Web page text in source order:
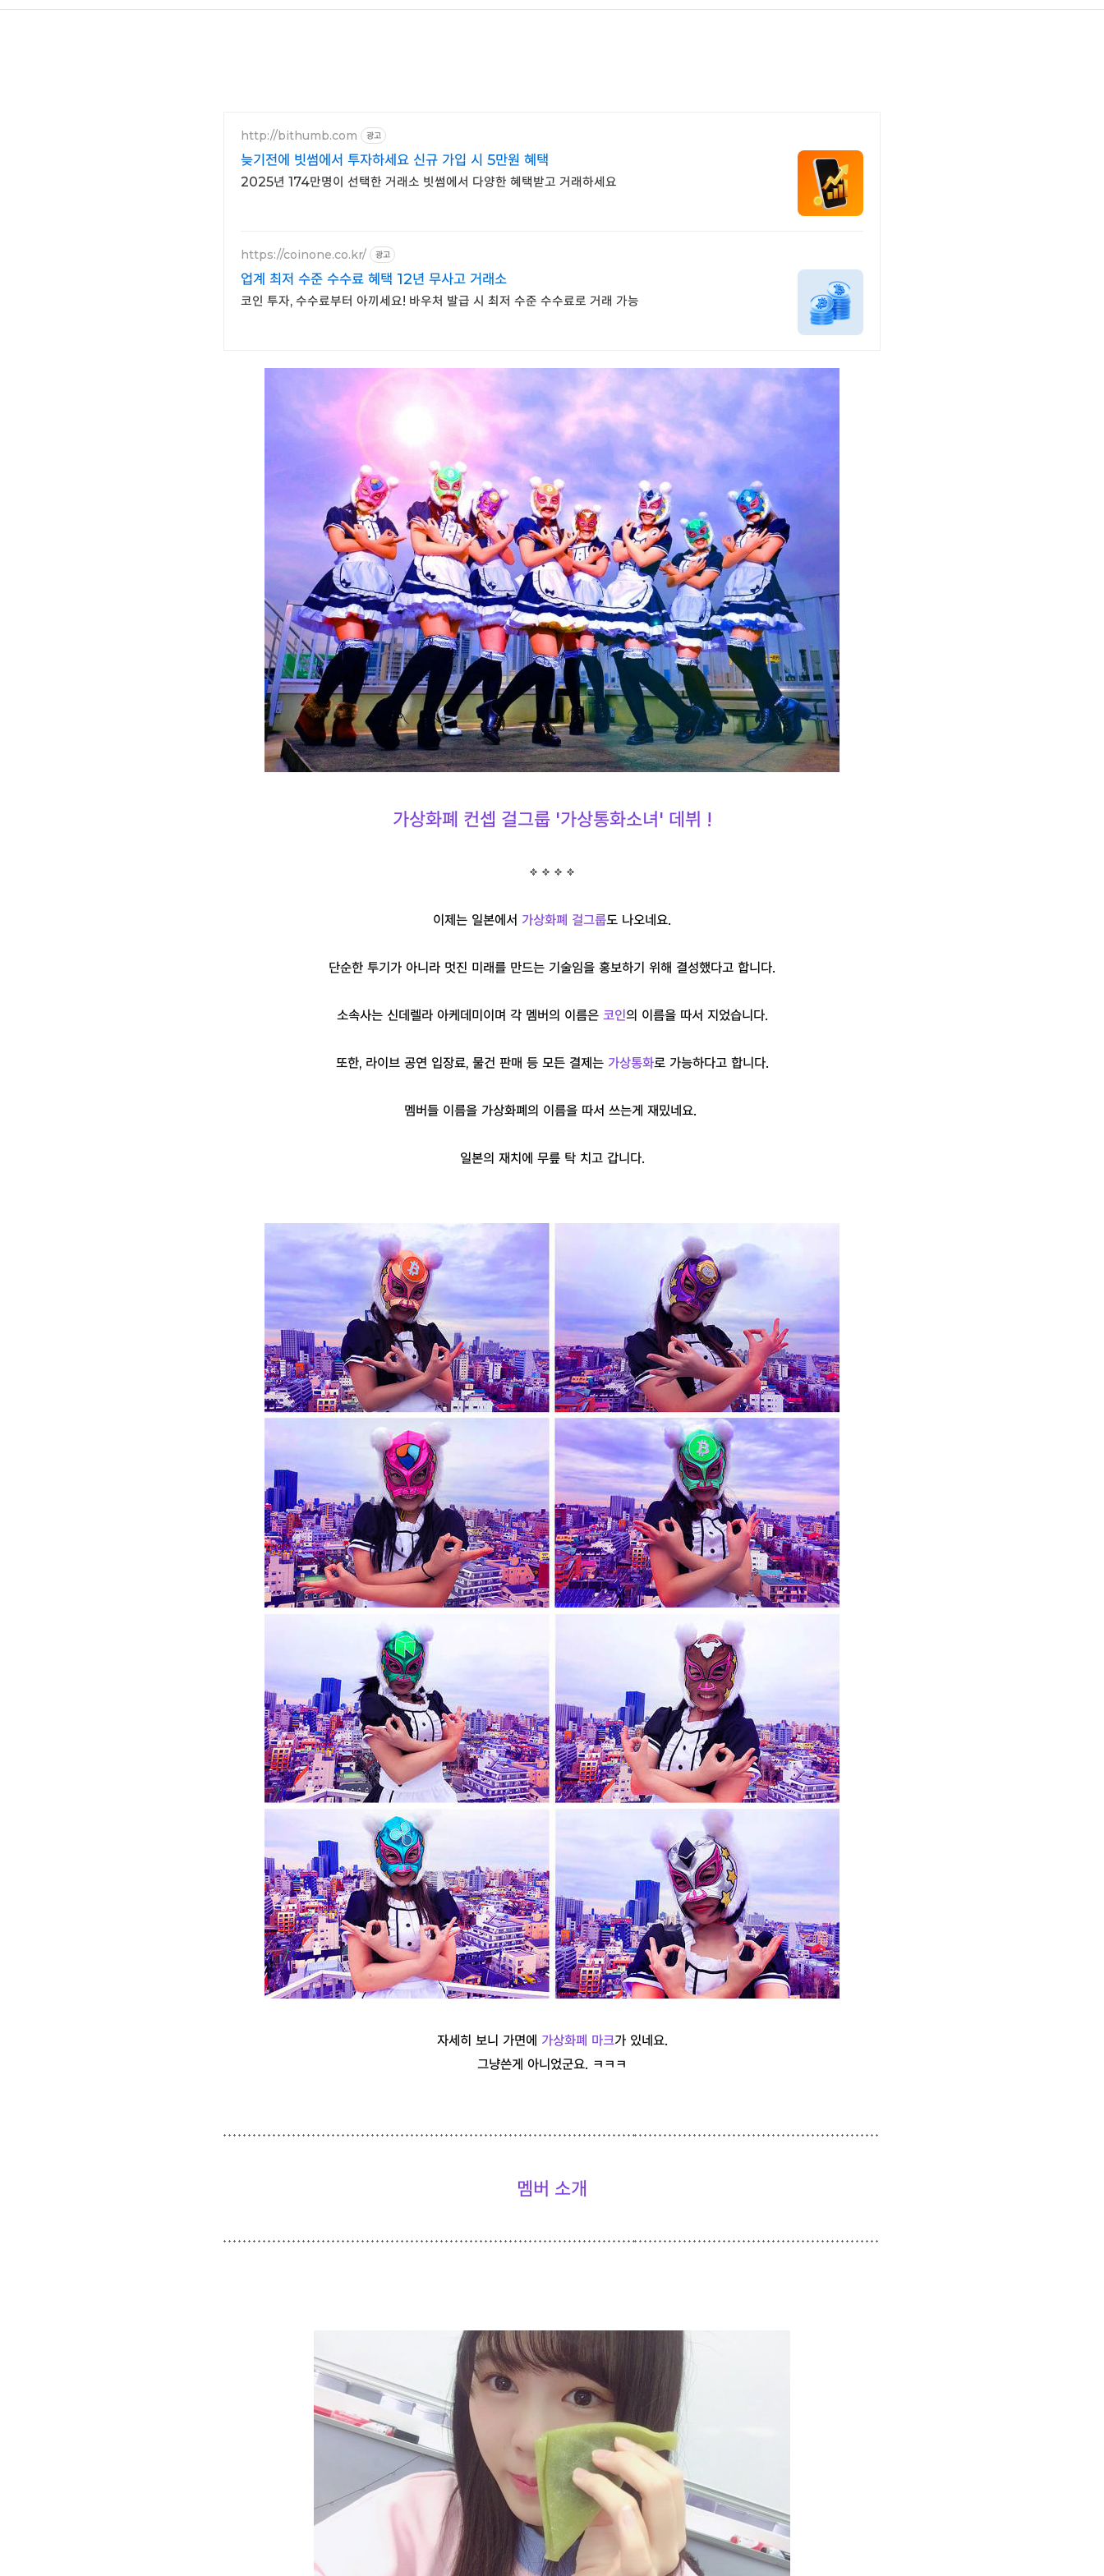
http://bithumb.com 광고
늦기전에 빗썸에서 투자하세요 신규 가입 시 5만원 혜택
2025년 174만명이 선택한 거래소 빗썸에서 다양한 혜택받고 거래하세요
https://coinone.co.kr/ 광고
업계 최저 수준 수수료 혜택 12년 무사고 거래소
코인 투자, 수수료부터 아끼세요! 바우처 발급 시 최저 수준 수수료로 거래 가능
가상화폐 컨셉 걸그룹 '가상통화소녀' 데뷔 !
이제는 일본에서 가상화폐 걸그룹도 나오네요.
단순한 투기가 아니라 멋진 미래를 만드는 기술임을 홍보하기 위해 결성했다고 합니다.
소속사는 신데렐라 아케데미이며 각 멤버의 이름은 코인의 이름을 따서 지었습니다.
또한, 라이브 공연 입장료, 물건 판매 등 모든 결제는 가상통화로 가능하다고 합니다.
멤버들 이름을 가상화폐의 이름을 따서 쓰는게 재밌네요.
일본의 재치에 무릎 탁 치고 갑니다.
자세히 보니 가면에 가상화폐 마크가 있네요.
그냥쓴게 아니었군요. ㅋㅋㅋ
멤버 소개